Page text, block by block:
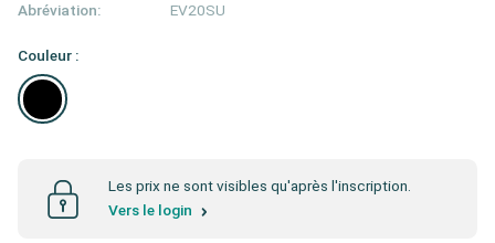
Abréviation:
EV20SU
Couleur :
Les prix ne sont visibles qu'après l'inscription.
Vers le login